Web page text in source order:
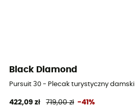
Black Diamond
Pursuit 30 - Plecak turystyczny damski
422,09 zł 719,00 zł -41%